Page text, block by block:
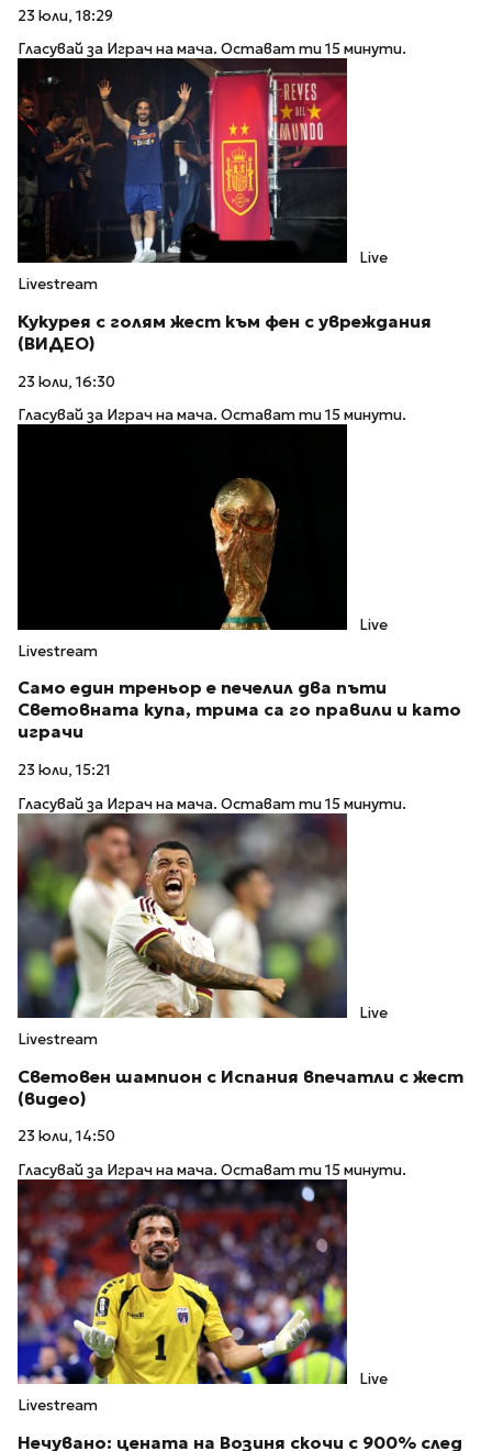
23 юли, 18:29
Гласувай за Играч на мача. Остават ти 15 минути.
Live
Livestream
Кукурея с голям жест към фен с увреждания
(ВИДЕО)
23 юли, 16:30
Гласувай за Играч на мача. Остават ти 15 минути.
Live
Livestream
Само един треньор е печелил два пъти
Световната купа, трима са го правили и като
играчи
23 юли, 15:21
Гласувай за Играч на мача. Остават ти 15 минути.
Live
Livestream
Световен шампион с Испания впечатли с жест
(видео)
23 юли, 14:50
Гласувай за Играч на мача. Остават ти 15 минути.
Live
Livestream
Нечувано: цената на Возиня скочи с 900% след